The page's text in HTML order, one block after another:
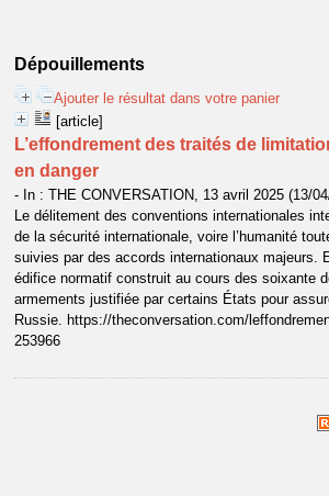
Dépouillements
Ajouter le résultat dans votre panier
[article]
L’effondrement des traités de
en danger
- In : THE CONVERSATION, 13 avril 2025 (13/
Le délitement des conventions internationales
de la sécurité internationale, voire l’humanité
suivies par des accords internationaux majeurs.
édifice normatif construit au cours des soixante
armements justifiée par certains États pour
Russie. https://theconversation.com/
253966